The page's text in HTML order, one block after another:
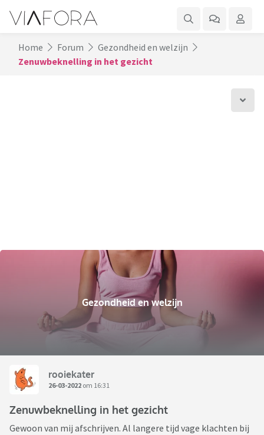
Home Forum
Gezondheid en welzijn
Zenuwbeknelling in het gezicht
Gezondheid en welzijn
rooiekater
26-03-2022 om 16:31
Zenuwbeknelling in het gezicht
Gewoon van mij afschrijven. Al langere tijd vage klachten bij